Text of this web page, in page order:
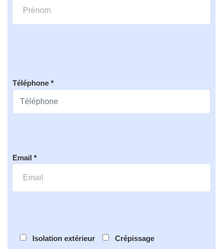
Téléphone *
Email *
Isolation extérieur
Crépissage